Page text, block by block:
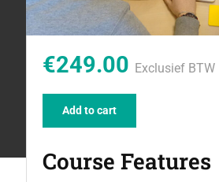
€249.00 Exclusief BTW
Add to cart
Course Features